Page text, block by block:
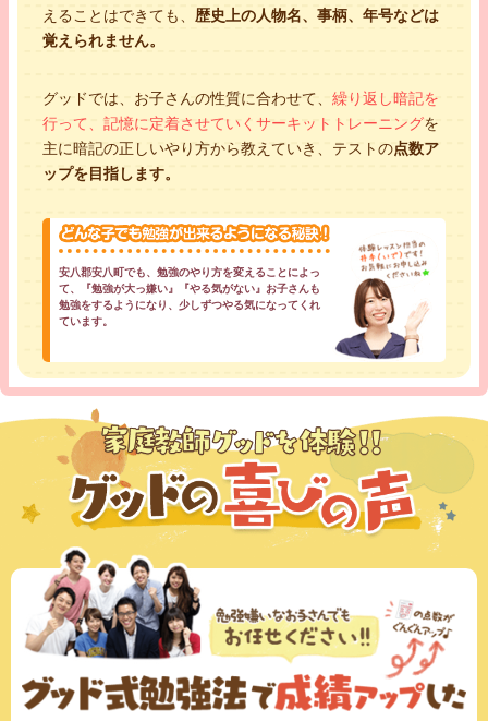
えることはできても、 歴史上の人物名、事柄、年号などは
覚えられません。
グッドでは、お子さんの性質に合わせて、 繰り返し暗記を
行って、記憶に定着させていくサーキットトレーニングを
主に暗記の正しいやり方から教えていき、テストの点数ア
ップを目指します。
安八郡安八町でも、勉強のやり方を変えることによっ
て、『勉強が大っ嫌い』『やる気がない』お子さんも
勉強をするようになり、少しずつやる気になってくれ
ています。